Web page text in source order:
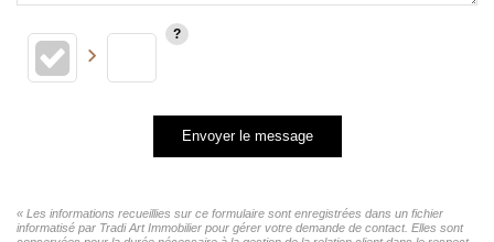
Envoyer le message
« Les informations recueillies sur ce formulaire sont enregistrées dans un fichier
informatisé par Tradi Art Immobilier pour gérer votre demande de contact. Elles sont